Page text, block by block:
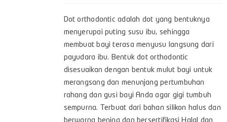
Dot orthodontic adalah dot yang bentuknya
menyerupai puting susu ibu, sehingga
membuat bayi terasa menyusu langsung dari
payudara ibu. Bentuk dot orthodontic
disesuaikan dengan bentuk mulut bayi untuk
merangsang dan menunjang pertumbuhan
rahang dan gusi bayi Anda agar gigi tumbuh
sempurna. Terbuat dari bahan silikon halus dan